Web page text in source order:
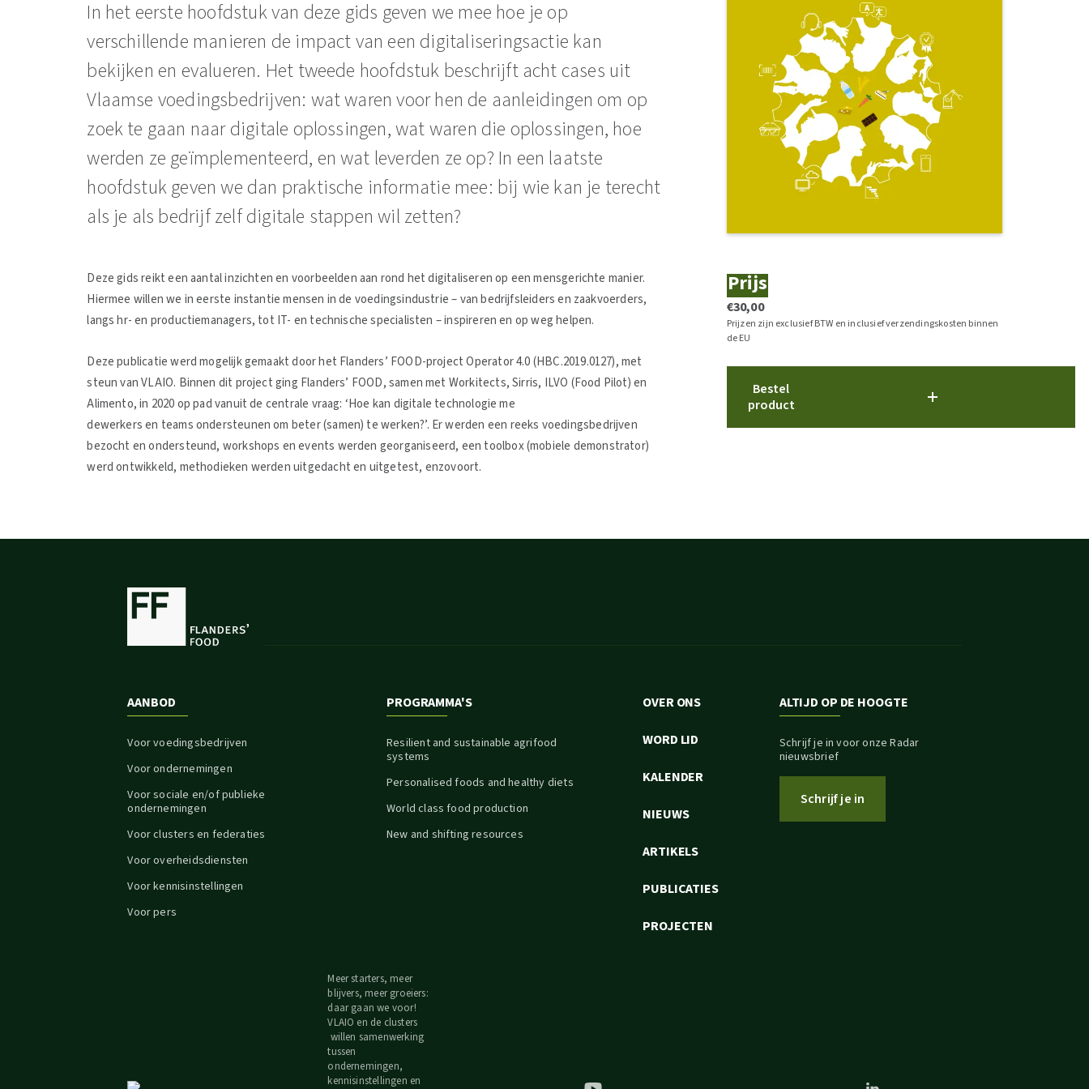
In het eerste hoofdstuk van deze gids geven we mee hoe je op
verschillende manieren de impact van een digitaliseringsactie kan
bekijken en evalueren. Het tweede hoofdstuk beschrijft acht cases uit
Vlaamse voedingsbedrijven: wat waren voor hen de aanleidingen om op
zoek te gaan naar digitale oplossingen, wat waren die oplossingen, hoe
werden ze geïmplementeerd, en wat leverden ze op? In een laatste
hoofdstuk geven we dan praktische informatie mee: bij wie kan je terecht
als je als bedrijf zelf digitale stappen wil zetten?
Deze gids reikt een aantal inzichten en voorbeelden aan rond het digitaliseren op een mensgerichte manier.
Hiermee willen we in eerste instantie mensen in de voedingsindustrie – van bedrijfsleiders en zaakvoerders,
langs hr- en productiemanagers, tot IT- en technische specialisten – inspireren en op weg helpen.
Deze publicatie werd mogelijk gemaakt door het Flanders’ FOOD-project Operator 4.0 (HBC.2019.0127), met
steun van VLAIO. Binnen dit project ging Flanders’ FOOD, samen met Workitects, Sirris, ILVO (Food Pilot) en
Alimento, in 2020 op pad vanuit de centrale vraag: ‘Hoe kan digitale technologie me
dewerkers en teams ondersteunen om beter (samen) te werken?’. Er werden een reeks voedingsbedrijven
bezocht en ondersteund, workshops en events werden georganiseerd, een toolbox (mobiele demonstrator)
werd ontwikkeld, methodieken werden uitgedacht en uitgetest, enzovoort.
Prijs
€30,00
Prijzen zijn exclusief BTW en inclusief verzendingskosten binnen
de EU
Bestel
product
AANBOD
Voor voedingsbedrijven
Voor ondernemingen
Voor sociale en/of publieke
ondernemingen
Voor clusters en federaties
Voor overheidsdiensten
Voor kennisinstellingen
Voor pers
PROGRAMMA'S
Resilient and sustainable agrifood
systems
Personalised foods and healthy diets
World class food production
New and shifting resources
OVER ONS
WORD LID
KALENDER
NIEUWS
ARTIKELS
PUBLICATIES
PROJECTEN
ALTIJD OP DE HOOGTE
Schrijf je in voor onze Radar
nieuwsbrief
Schrijf je in
Meer starters, meer
blijvers, meer groeiers:
daar gaan we voor!
VLAIO en de clusters
willen samenwerking
tussen
ondernemingen,
kennisinstellingen en